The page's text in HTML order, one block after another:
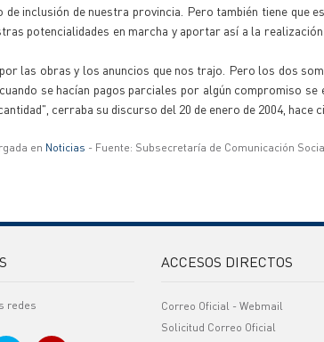
de inclusión de nuestra provincia. Pero también tiene
potencialidades en marcha y aportar así a la
las obras y los anuncios que nos trajo. Pero los dos
se hacían pagos parciales por algún compromiso
cerraba su discurso del 20 de enero de 2004, hace
en Noticias - Fuente: Subsecretaría de Comunicación
redes
ACCESOS DIRECTOS
Correo Oficial - Webmail
Solicitud Correo Oficial